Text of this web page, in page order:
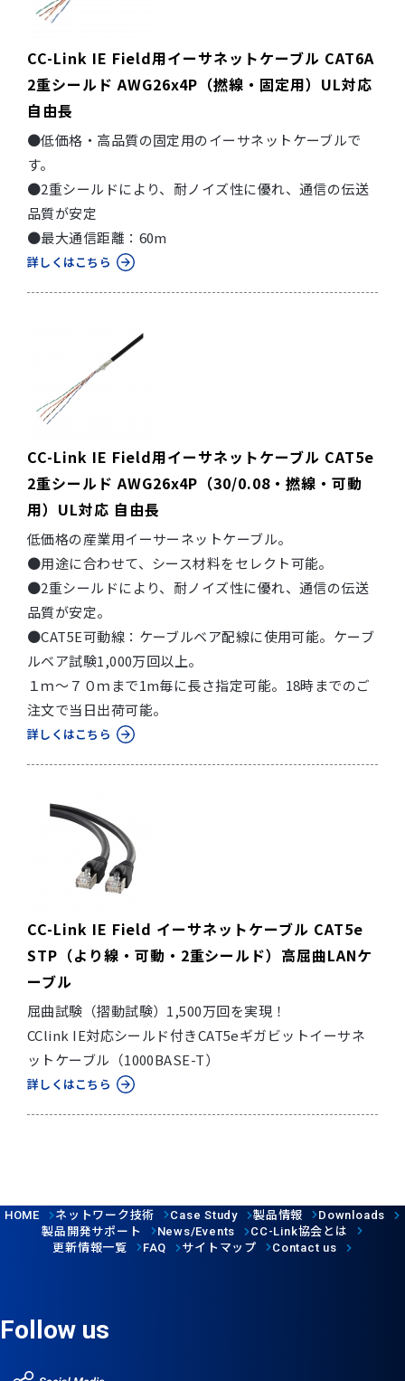
CC-Link IE Field用イーサネットケーブル CAT6A
2重シールド AWG26x4P（撚線・固定用）UL対応
自由長
●低価格・高品質の固定用のイーサネットケーブルで
す。
●2重シールドにより、耐ノイズ性に優れ、通信の伝送
品質が安定
●最大通信距離：60m
詳しくはこちら
CC-Link IE Field用イーサネットケーブル CAT5e
2重シールド AWG26x4P（30/0.08・撚線・可動
用）UL対応 自由長
低価格の産業用イーサーネットケーブル。
●用途に合わせて、シース材料をセレクト可能。
●2重シールドにより、耐ノイズ性に優れ、通信の伝送
品質が安定。
●CAT5E可動線：ケーブルベア配線に使用可能。ケーブ
ルベア試験1,000万回以上。
１ｍ～７０ｍまで1m毎に長さ指定可能。18時までのご
注文で当日出荷可能。
詳しくはこちら
CC-Link IE Field イーサネットケーブル CAT5e
STP（より線・可動・2重シールド）高屈曲LANケ
ーブル
屈曲試験（摺動試験）1,500万回を実現！
CClink IE対応シールド付きCAT5eギガビットイーサネ
ットケーブル（1000BASE-T）
詳しくはこちら
HOME ネットワーク技術 Case Study 製品情報 Downloads
製品開発サポート News/Events CC-Link協会とは
更新情報一覧
FAQ サイトマップ Contact us
Follow us